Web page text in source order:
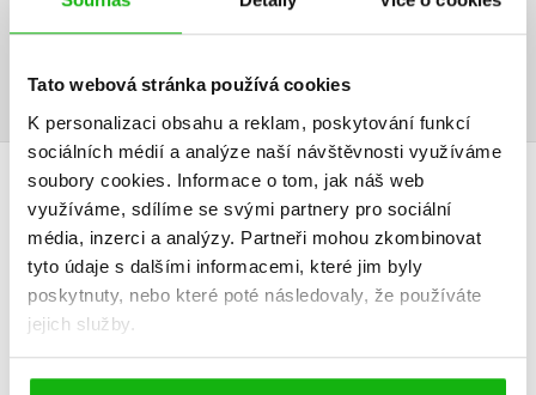
Tato webová stránka používá cookies
K personalizaci obsahu a reklam, poskytování funkcí
sociálních médií a analýze naší návštěvnosti využíváme
soubory cookies. Informace o tom, jak náš web
využíváme, sdílíme se svými partnery pro sociální
média, inzerci a analýzy. Partneři mohou zkombinovat
tyto údaje s dalšími informacemi, které jim byly
poskytnuty, nebo které poté následovaly, že používáte
jejich služby.
HODNOCENÍ ČTENÁŘŮ
V současné době nejsou vytvořena žádná uživatelská hodnocení.
Vaše hodnocení
Uživatelskou recenzi mohou vkládat pouze registrovaní uživatelé